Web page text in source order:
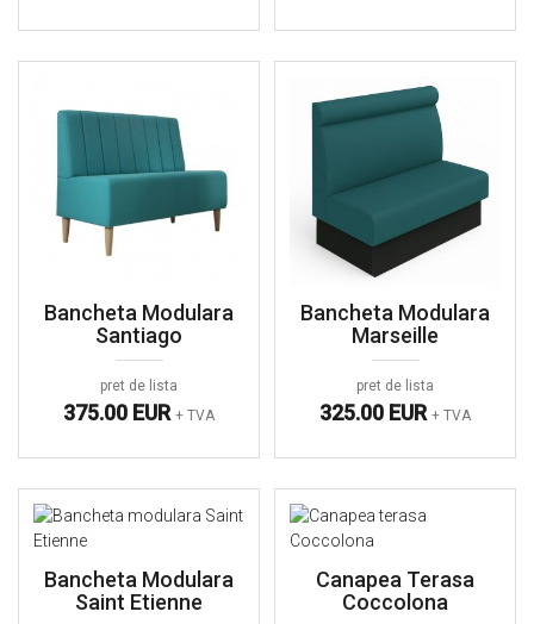
Bancheta Modulara
Santiago
pret de lista
375.00 EUR + TVA
Bancheta Modulara
Marseille
pret de lista
325.00 EUR + TVA
Bancheta Modulara
Saint Etienne
Canapea Terasa
Coccolona